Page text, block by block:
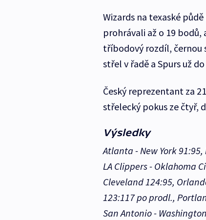
Wizards na texaské
prohrávali až o 19
tříbodový rozdíl, černou
střel v řadě a Spurs už
Český reprezentant za
střelecký pokus ze čtyř,
Výsledky
Atlanta - New York
LA Clippers - Oklahoma
Cleveland 124:95,
123:117 po prodl.,
San Antonio -